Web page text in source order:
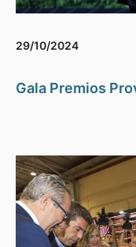
29/10/2024
Gala Premios